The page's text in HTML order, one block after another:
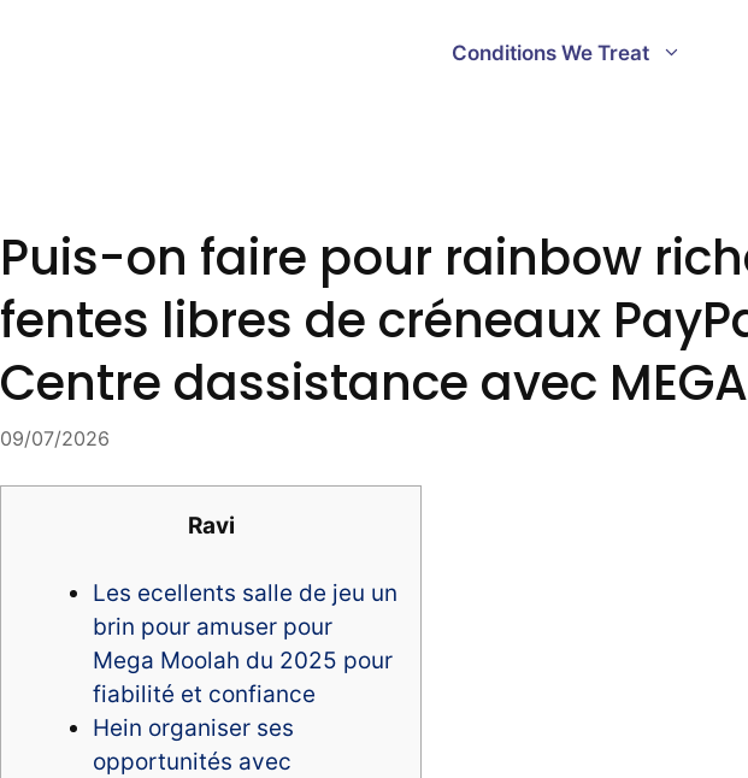
Conditions We Treat
Puis-on faire pour rainbow
fentes libres de créneaux
Centre dassistance avec MEGA
09/07/2026
Ravi
Les ecellents salle de jeu un
brin pour amuser pour
Mega Moolah du 2025 pour
fiabilité et confiance
Hein organiser ses
opportunités avec